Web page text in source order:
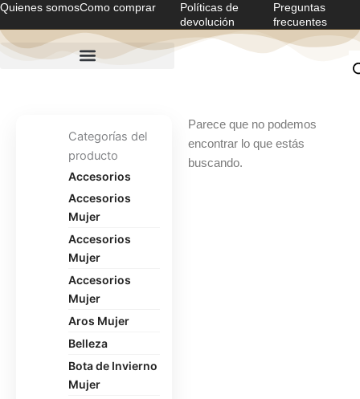
Ir
al
contenido
Quienes somosComo comprar
Políticas de
devolución
Preguntas
frecuentes
Categorías del
producto
Accesorios
Accesorios
Mujer
Accesorios
Mujer
Accesorios
Mujer
Aros Mujer
Belleza
Bota de Invierno
Mujer
Parece que no podemos
encontrar lo que estás
buscando.